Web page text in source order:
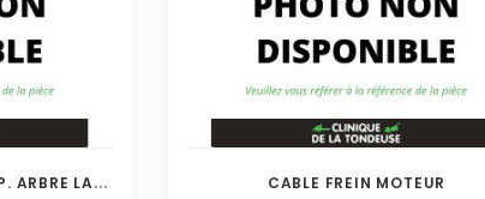
P
OULIE A COURROIE TRAP. P. ARBRE LAME CABLE FREIN MOTEUR